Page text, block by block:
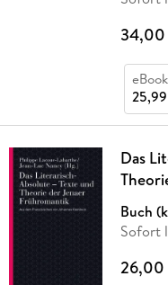
34,00
Das
Buch
Sofort
26,00